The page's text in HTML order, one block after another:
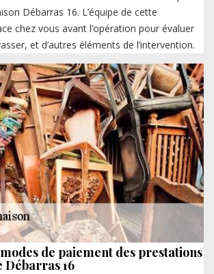
Débarras 16. L’équipe de cette
chez vous avant l’opération pour évaluer
et d’autres éléments de l’intervention.
de paiement des prestations
Débarras 16